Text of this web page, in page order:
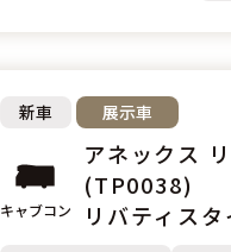
新車 展示車
キャブコン
アネックス リバティ
(TP0038)
リバティス